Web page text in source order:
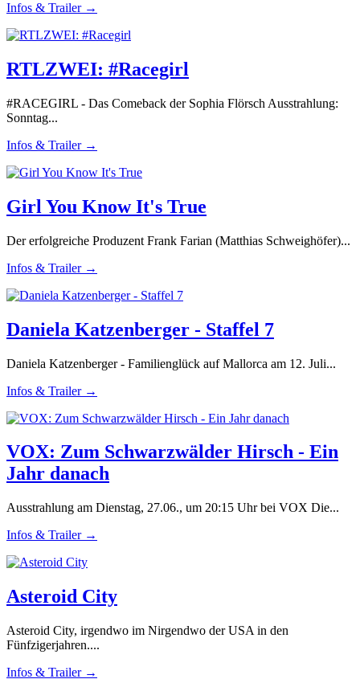
Infos & Trailer →
RTLZWEI: #Racegirl
#RACEGIRL - Das Comeback der Sophia Flörsch Ausstrahlung:
Sonntag...
Infos & Trailer →
Girl You Know It's True
Der erfolgreiche Produzent Frank Farian (Matthias Schweighöfer)...
Infos & Trailer →
Daniela Katzenberger - Staffel 7
Daniela Katzenberger - Familienglück auf Mallorca am 12. Juli...
Infos & Trailer →
VOX: Zum Schwarzwälder Hirsch - Ein
Jahr danach
Ausstrahlung am Dienstag, 27.06., um 20:15 Uhr bei VOX Die...
Infos & Trailer →
Asteroid City
Asteroid City, irgendwo im Nirgendwo der USA in den
Fünfzigerjahren....
Infos & Trailer →